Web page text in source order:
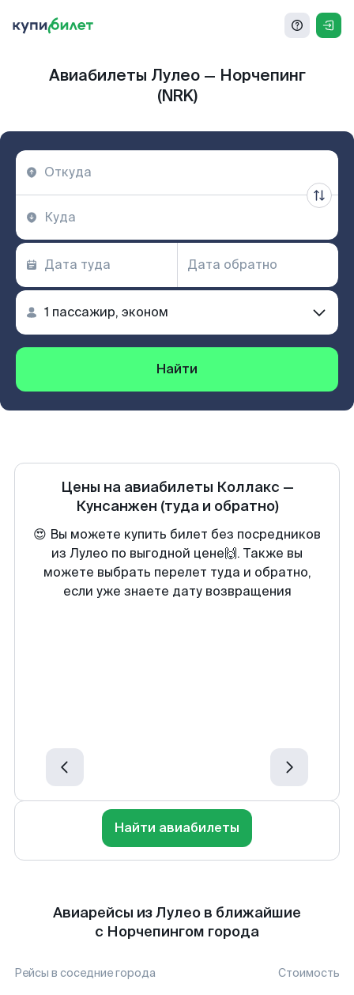
Авиабилеты Лулео — Норчепинг
(NRK)
Найти
Цены на авиабилеты Коллакс —
Кунсанжен (туда и обратно)
😍 Вы можете купить билет без посредников
из Лулео по выгодной цене🙌. Также вы
можете выбрать перелет туда и обратно,
если уже знаете дату возвращения
Найти авиабилеты
Авиарейсы из Лулео в ближайшие
с Норчепингом города
Рейсы в соседние города Стоимость